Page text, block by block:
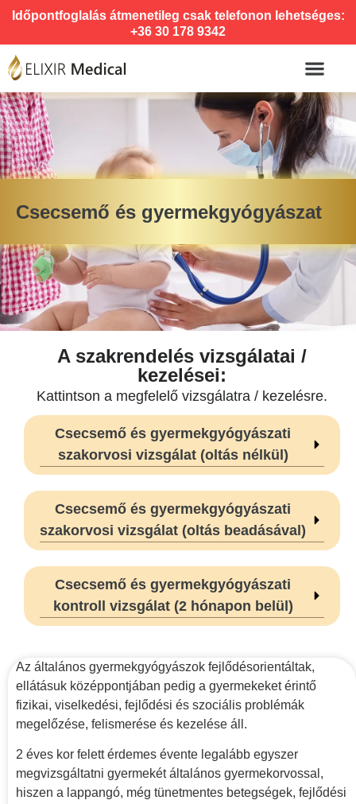
Időpontfoglalás átmenetileg csak telefonon lehetséges:
+36 30 178 9342
Csecsemő és gyermekgyógyászat
A szakrendelés vizsgálatai /
kezelései:
Kattintson a megfelelő vizsgálatra / kezelésre.
Csecsemő és gyermekgyógyászati
szakorvosi vizsgálat (oltás nélkül)
Csecsemő és gyermekgyógyászati
szakorvosi vizsgálat (oltás beadásával)
Csecsemő és gyermekgyógyászati
kontroll vizsgálat (2 hónapon belül)
Az általános gyermekgyógyászok fejlődésorientáltak,
ellátásuk középpontjában pedig a gyermekeket érintő
fizikai, viselkedési, fejlődési és szociális problémák
megelőzése, felismerése és kezelése áll.
2 éves kor felett érdemes évente legalább egyszer
megvizsgáltatni gyermekét általános gyermekorvossal,
hiszen a lappangó, még tünetmentes betegségek, fejlődési